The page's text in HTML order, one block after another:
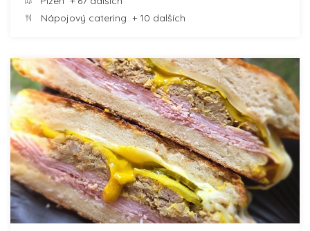
Nápojový catering + 10 dalších